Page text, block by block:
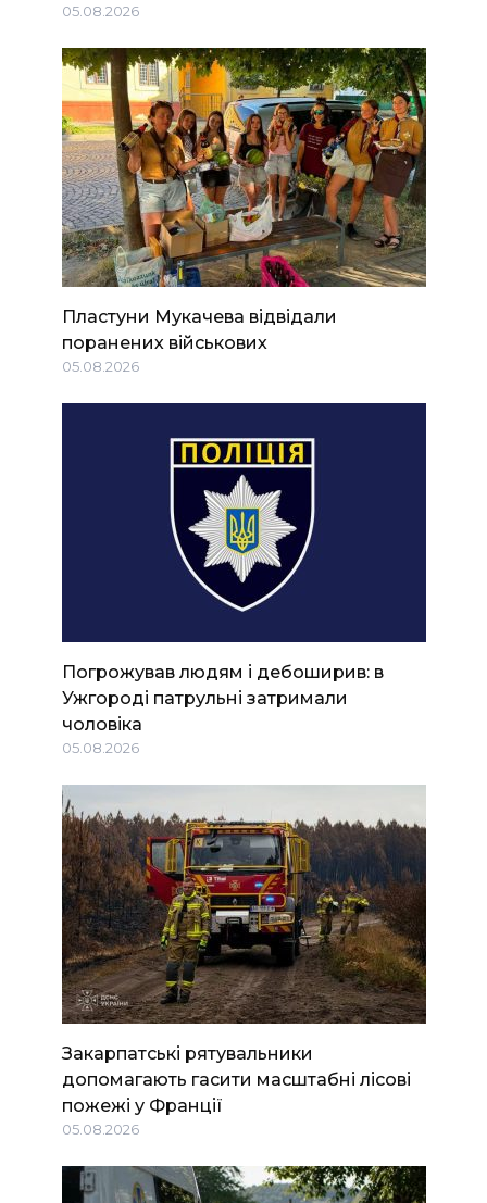
05.08.2026
Пластуни Мукачева відвідали
поранених військових
05.08.2026
Погрожував людям і дебоширив: в
Ужгороді патрульні затримали
чоловіка
05.08.2026
Закарпатські рятувальники
допомагають гасити масштабні лісові
пожежі у Франції
05.08.2026